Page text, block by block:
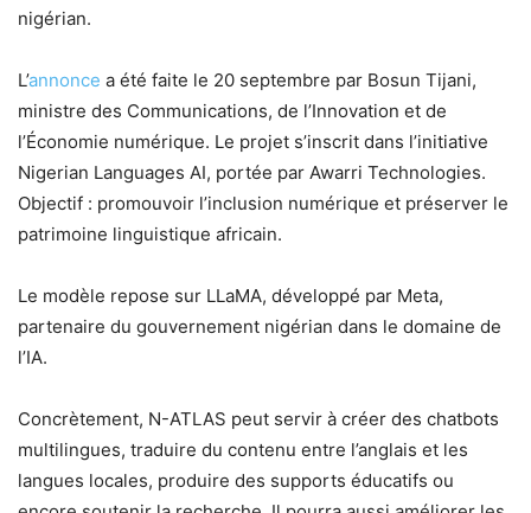
nigérian.
L’annonce a été faite le 20 septembre par Bosun Tijani,
ministre des Communications, de l’Innovation et de
l’Économie numérique. Le projet s’inscrit dans l’initiative
Nigerian Languages AI, portée par Awarri Technologies.
Objectif : promouvoir l’inclusion numérique et préserver le
patrimoine linguistique africain.
Le modèle repose sur LLaMA, développé par Meta,
partenaire du gouvernement nigérian dans le domaine de
l’IA.
Concrètement, N-ATLAS peut servir à créer des chatbots
multilingues, traduire du contenu entre l’anglais et les
langues locales, produire des supports éducatifs ou